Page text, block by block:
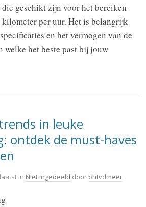
geschikt zijn voor het bereiken
per uur. Het is belangrijk
en het vermogen van de
welke het beste past bij jouw
in leuke
ontdek de must-haves
in Niet ingedeeld door bhtvdmeer